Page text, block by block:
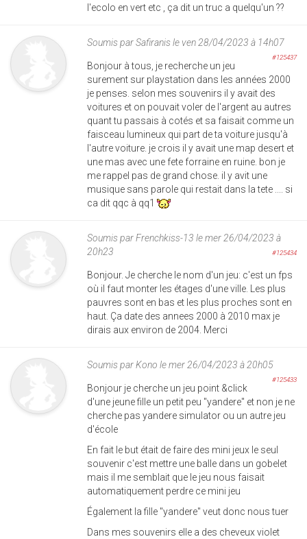
l'ecolo en vert etc , ça dit un truc a quelqu'un ??
Soumis parSafiranisle ven 28/04/2023 à 14h07
#125437
Bonjour à tous, je recherche un jeu
surement sur playstation dans les années 2000
je penses. selon mes souvenirs il y avait des
voitures et on pouvait voler de l'argent au autres
quant tu passais à cotés et sa faisait comme un
faisceau lumineux qui part de ta voiture jusqu'à
l'autre voiture. je crois il y avait une map desert et
une mas avec une fete forraine en ruine. bon je
me rappel pas de grand chose. il y avit une
musique sans parole qui restait dans la tete .... si
ca dit qqc à qq1
Soumis parFrenchkiss-13 le mer 26/04/2023 à
20h23
#125434
Bonjour. Je cherche le nom d'un jeu: c'est un fps
où il faut monter les étages d'une ville. Les plus
pauvres sont en bas et les plus proches sont en
haut. Ça date des annees 2000 à 2010 max je
dirais aux environ de 2004. Merci
Soumis parKono le mer 26/04/2023 à 20h05
#125433
Bonjour je cherche un jeu point &click
d'une jeune fille un petit peu "yandere" et non je ne
cherche pas yandere simulator ou un autre jeu
d'école
En fait le but était de faire des mini jeux le seul
souvenir c'est mettre une balle dans un gobelet
mais il me semblait que le jeu nous faisait
automatiquement perdre ce mini jeu
Également la fille "yandere" veut donc nous tuer
Dans mes souvenirs elle a des cheveux violet